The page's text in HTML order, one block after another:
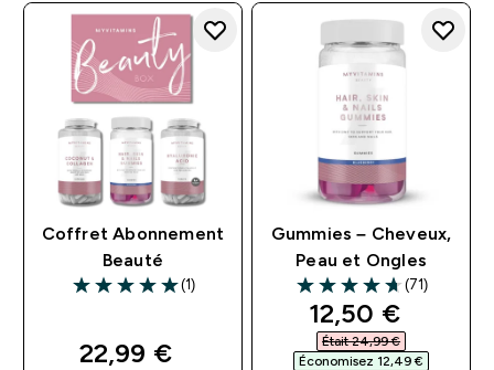
Coffret Abonnement
Beauté
5 out of 5 stars
(1)
22,99 €‎
Gummies – Cheveux,
Peau et Ongles
4.66 out of 5 stars
(71)
discounted
12,50 €‎
Était 24,99 €‎
Économisez 12,49 €‎